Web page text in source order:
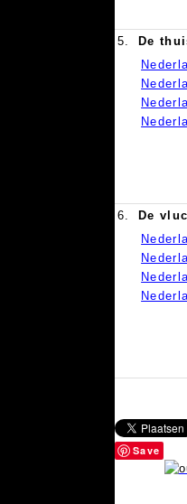
5.
De
6.
De
Save